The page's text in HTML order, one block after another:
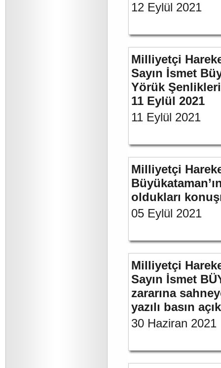
12 Eylül 2021
Milliyetçi
Sayın İsmet
Yörük
11 Eylül 2021
11 Eylül 2021
Milliyetçi
oldukları
05 Eylül 2021
Milliyetçi
Sayın İsmet
zararına
yazılı basın
30 Haziran 2021